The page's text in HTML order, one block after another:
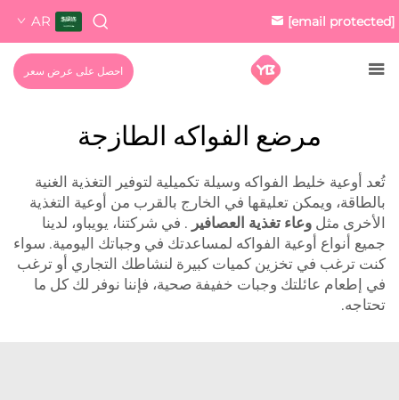
[email protected]
AR
احصل على عرض سعر
مرضع الفواكه الطازجة
تُعد أوعية خليط الفواكه وسيلة تكميلية لتوفير التغذية الغنية
بالطاقة، ويمكن تعليقها في الخارج بالقرب من أوعية التغذية
الأخرى مثل وعاء تغذية العصافير . في شركتنا، يويباو، لدينا
جميع أنواع أوعية الفواكه لمساعدتك في وجباتك اليومية. سواء
كنت ترغب في تخزين كميات كبيرة لنشاطك التجاري أو ترغب
في إطعام عائلتك وجبات خفيفة صحية، فإننا نوفر لك كل ما
تحتاجه.